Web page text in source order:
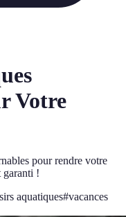
Votre
pour rendre votre
garanti !
aquatiques#vacances